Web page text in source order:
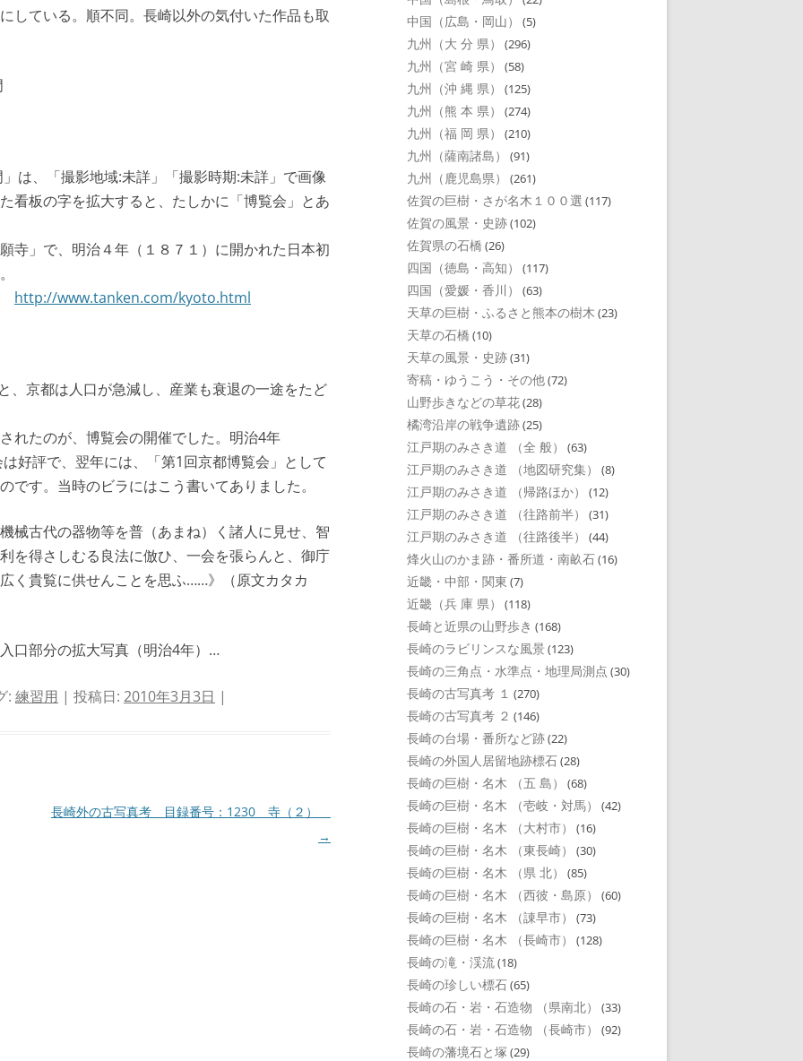
している。順不同。長崎以外の気付いた作品も取
は、「撮影地域:未詳」「撮影時期:未詳」で画像
看板の字を拡大すると、たしかに「博覧会」とあ
寺」で、明治４年（１８７１）に開かれた日本初
http://www.tanken.com/kyoto.html
、京都は人口が急減し、産業も衰退の一途をたど
れたのが、博覧会の開催でした。明治4年
好評で、翌年には、「第1回京都博覧会」として
です。当時のビラにはこう書いてありました。
械古代の器物等を普（あまね）く諸人に見せ、智
を得さしむる良法に倣ひ、一会を張らんと、御庁
く貴覧に供せんことを思ふ……》（原文カタカ
口部分の拡大写真（明治4年）…
: 練習用 | 投稿日: 2010年3月3日 |
長崎外の古写真考 目録番号：1230 寺（２）
→
中国（広島・岡山） (5)
九州（大 分 県） (296)
九州（宮 崎 県） (58)
九州（沖 縄 県） (125)
九州（熊 本 県） (274)
九州（福 岡 県） (210)
九州（薩南諸島） (91)
九州（鹿児島県） (261)
佐賀の巨樹・さが名木１００選 (117)
佐賀の風景・史跡(102)
佐賀県の石橋 (26)
四国（徳島・高知） (117)
四国（愛媛・香川） (63)
天草の巨樹・ふるさと熊本の樹木 (23)
天草の石橋 (10)
天草の風景・史跡(31)
寄稿・ゆうこう・その他(72)
山野歩きなどの草花(28)
橘湾沿岸の戦争遺跡(25)
江戸期のみさき道 （全 般） (63)
江戸期のみさき道 （地図研究集） (8)
江戸期のみさき道 （帰路ほか） (12)
江戸期のみさき道 （往路前半） (31)
江戸期のみさき道 （往路後半） (44)
烽火山のかま跡・番所道・南畝石(16)
近畿・中部・関東 (7)
近畿（兵 庫 県） (118)
長崎と近県の山野歩き (168)
長崎のラビリンスな風景 (123)
長崎の三角点・水準点・地理局測点 (30)
長崎の古写真考 １ (270)
長崎の古写真考 ２ (146)
長崎の台場・番所など跡(22)
長崎の外国人居留地跡標石(28)
長崎の巨樹・名木 （五 島） (68)
長崎の巨樹・名木 （壱岐・対馬） (42)
長崎の巨樹・名木 （大村市） (16)
長崎の巨樹・名木 （東長崎） (30)
長崎の巨樹・名木 （県 北） (85)
長崎の巨樹・名木 （西彼・島原） (60)
長崎の巨樹・名木 （諌早市） (73)
長崎の巨樹・名木 （長崎市） (128)
長崎の滝・渓流(18)
長崎の珍しい標石(65)
長崎の石・岩・石造物 （県南北） (33)
長崎の石・岩・石造物 （長崎市） (92)
長崎の藩境石と塚 (29)